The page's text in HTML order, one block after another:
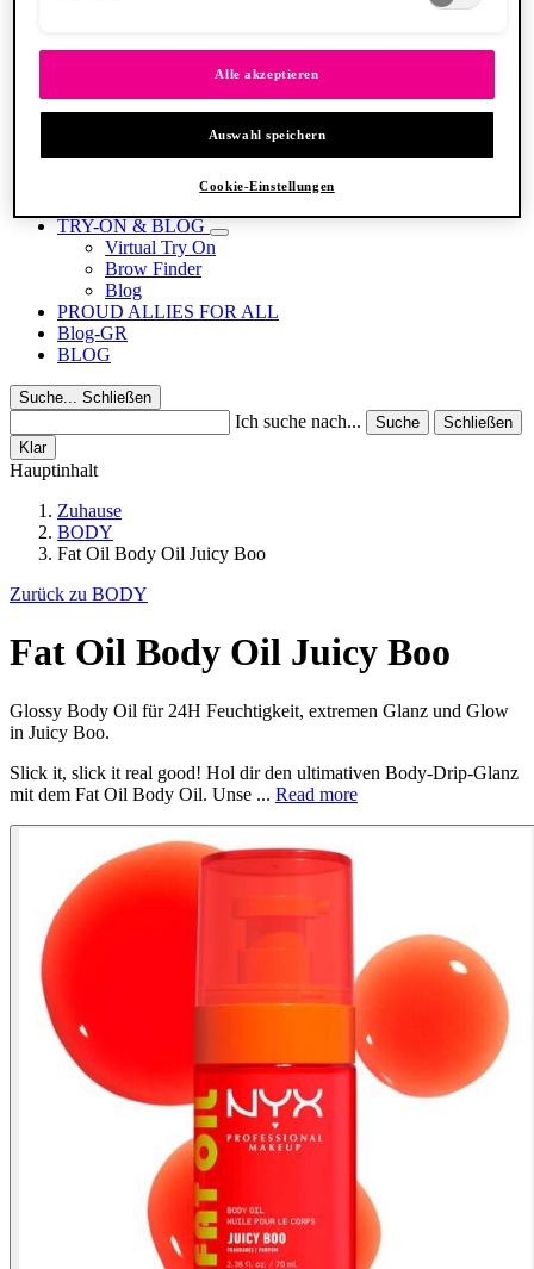
PINSEL & TOOLS
Alle anzeigen PINSEL & TOOLS
Foundation Pinsel
Lidschatten Pinsel
Glitzer
Makeup Schwämme
TRY-ON & BLOG
Virtual Try On
Brow Finder
Blog
PROUD ALLIES FOR ALL
Blog-GR
BLOG
Suche... Schließen
Ich suche nach... Suche
Schließen
Klar
Hauptinhalt
Zuhause
BODY
Fat Oil Body Oil Juicy Boo
Zurück zu BODY
Fat Oil Body Oil Juicy Boo
Glossy Body Oil für 24H Feuchtigkeit, extremen Glanz und Glow
in Juicy Boo.
Slick it, slick it real good! Hol dir den ultimativen Body-Drip-Glanz
mit dem Fat Oil Body Oil. Unse ... Read more
Alle akzeptieren
Auswahl speichern
Cookie-Einstellungen